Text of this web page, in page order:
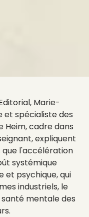
Marie-
spécialiste des
Heim, cadre dans
expliquent
que l'accélération
systémique
et psychique, qui
industriels, le
mentale des